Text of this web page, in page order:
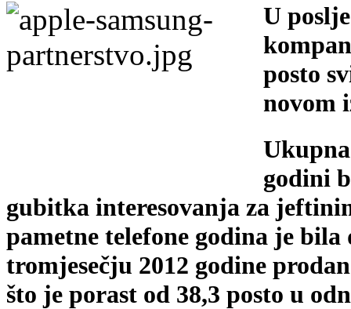
U
posto
novom
godini
gubitka interesovanja za
pametne telefone godina je
tromjesečju 2012 godine
što je porast od 38,3 posto u